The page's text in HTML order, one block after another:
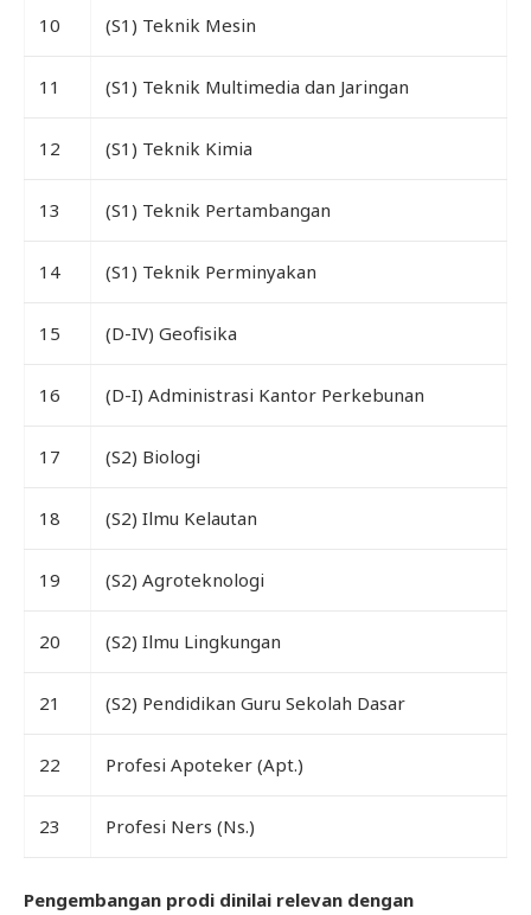
10 (S1) Teknik Mesin
11 (S1) Teknik Multimedia dan Jaringan
12 (S1) Teknik Kimia
13 (S1) Teknik Pertambangan
14 (S1) Teknik Perminyakan
15 (D-IV) Geofisika
16 (D-I) Administrasi Kantor Perkebunan
17 (S2) Biologi
18 (S2) Ilmu Kelautan
19 (S2) Agroteknologi
20 (S2) Ilmu Lingkungan
21 (S2) Pendidikan Guru Sekolah Dasar
22 Profesi Apoteker (Apt.)
23 Profesi Ners (Ns.)
Pengembangan prodi dinilai relevan dengan